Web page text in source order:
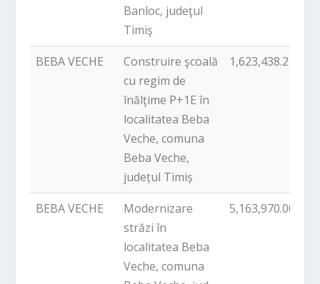
Banloc, judeţul
Timiş
BEBA VECHE
Construire şcoală
cu regim de
înălţime P+1E în
localitatea Beba
Veche, comuna
Beba Veche,
județul Timiș
1,623,438.21
BEBA VECHE
Modernizare
străzi în
localitatea Beba
Veche, comuna
5,163,970.00